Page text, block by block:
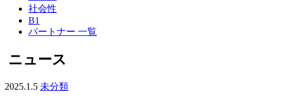
社会性
B1
パートナー 一覧
ニュース
2025.1.5 未分類